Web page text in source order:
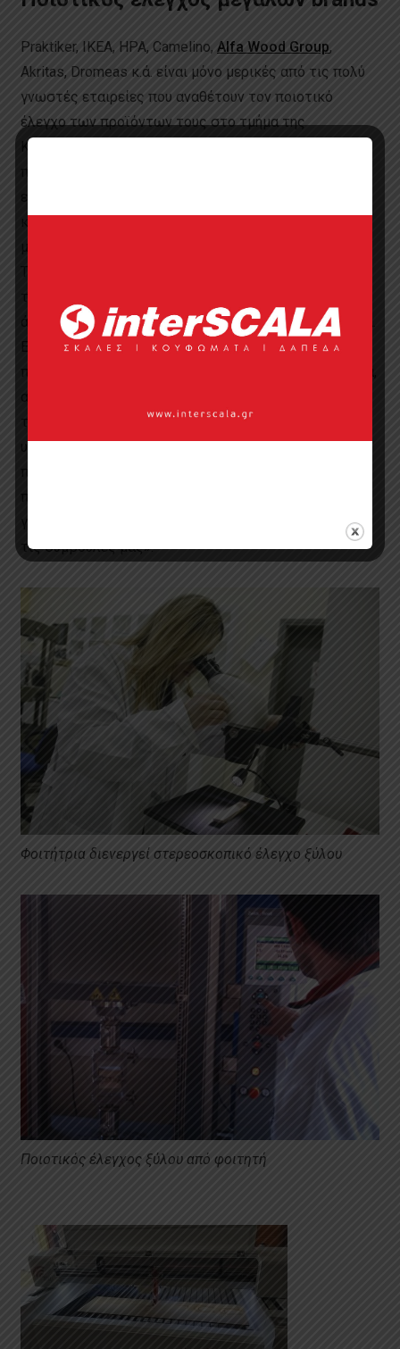
Praktiker, IKEA, ΗΡΑ, Camelino, Alfa Wood Group,
Akritas, Dromeas κ.ά. είναι μόνο μερικές από τις πολύ
γνωστές εταιρείες που αναθέτουν τον ποιοτικό
έλεγχο των προϊόντων τους στο τμήμα της
Καρδίτσας. Από αυτό λαμβάνουν τα απαραίτητα
άρχισε πιο δυναμικά η εξαγωγική τους δραστηριότητα.
Εταιρείες με τις οποίες συνεργαζόμασταν κάνουν
τους δώσαμε την ικανότητα αυτοβελτίωσης
υποδεικνύοντας τα προβλήματα που εμφανίζουν τα
γιατί και ποια είναι η λύση. Οι περισσότεροι υιοθετούν
τις συμβουλές μας».
Φοιτήτρια διενεργεί στερεοσκοπικό έλεγχο ξύλου
Ποιοτικός έλεγχος ξύλου από φοιτητή